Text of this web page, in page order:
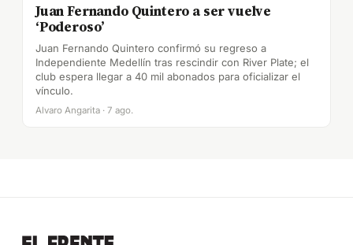
Juan Fernando Quintero a ser vuelve
‘Poderoso’
Juan Fernando Quintero confirmó su regreso a
Independiente Medellín tras rescindir con River Plate; el
club espera llegar a 40 mil abonados para oficializar el
vínculo.
Alvaro Angarita · 7 ago.